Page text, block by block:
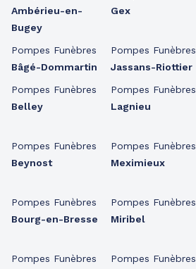
Ambérieu-en-
Bugey
Pompes Funèbres
Bâgé-Dommartin
Pompes Funèbres
Belley
Pompes Funèbres
Beynost
Pompes Funèbres
Bourg-en-Bresse
Pompes Funèbres
Gex
Pompes Funèbres
Jassans-Riottier
Pompes Funèbres
Lagnieu
Pompes Funèbres
Meximieux
Pompes Funèbres
Miribel
Pompes Funèbres